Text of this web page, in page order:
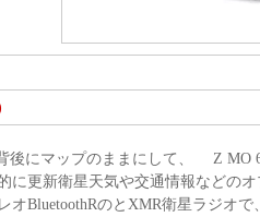
後にマップのままにして、 Z MO
に更新衛星天気や交通情報などの
オBluetoothRのとXMR衛星ラジオ